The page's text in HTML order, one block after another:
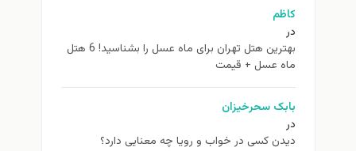
کاظم
در
بهترین هتل تهران برای ماه عسل را بشناسید! 6 هتل
ماه عسل + قیمت
بابک سحرخیزان
در
دیدن کسی در خواب و رویا چه معنایی دارد؟